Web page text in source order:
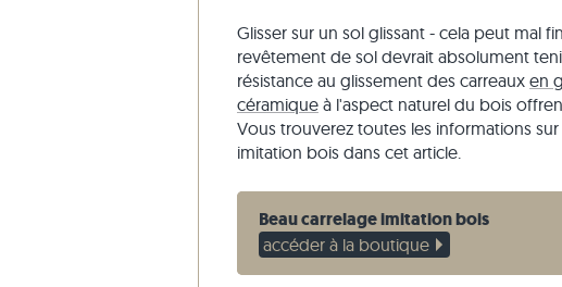
Margelles de piscineGlisser sur un sol glissant - cela peut mal
revêtement de sol devrait absolument
résistance au glissement des carreaux en
céramiqueà l'aspect naturel du bois
Vous trouverez toutes les informations
imitation bois dans cet article.
Beau carrelage imitation bois
accéder à la boutique